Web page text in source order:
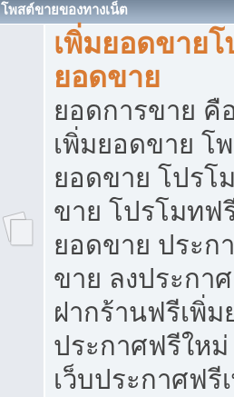
โพสต์ขายของทางเน็ต
เพิ่มยอดขาย
ยอดขาย
ยอดการขาย คื
เพิ่มยอดขาย โ
ยอดขาย โปรโ
ขาย โปรโมทฟ
ยอดขาย ประก
ขาย ลงประกา
ฝากร้านฟรีเพิ่ม
ประกาศฟรีให
เว็บประกาศฟรี